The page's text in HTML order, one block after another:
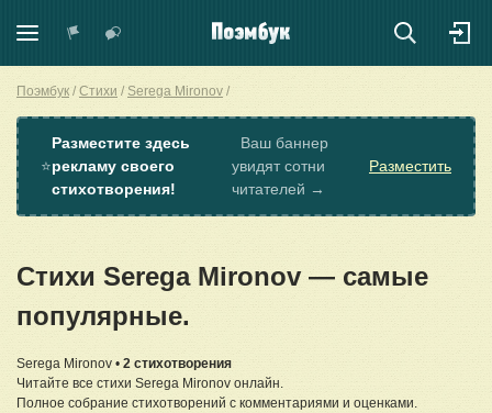
Поэмбук Стихи Serega Mironov
⭐
Разместите здесь
рекламу своего
стихотворения!
Ваш баннер
увидят сотни
читателей →
Разместить
Стихи Serega Mironov — самые
популярные.
Serega Mironov • 2 стихотворения
Читайте все стихи Serega Mironov онлайн.
Полное собрание стихотворений с комментариями и оценками.